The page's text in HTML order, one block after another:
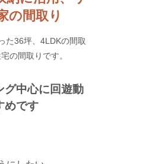
の間取り
た36坪、4LDKの間取
の間取りです。
グ中心に回遊動
めです